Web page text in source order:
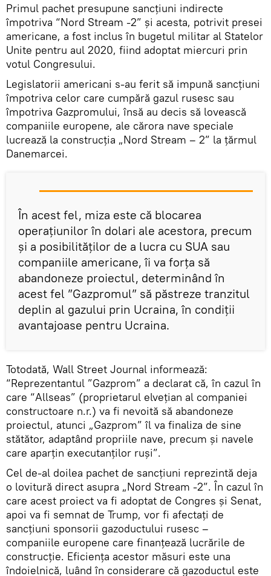
Primul pachet presupune sancțiuni indirecte
împotriva “Nord Stream -2” și acesta, potrivit presei
americane, a fost inclus în bugetul militar al Statelor
Unite pentru aul 2020, fiind adoptat miercuri prin
votul Congresului.
Legislatorii americani s-au ferit să impună sancțiuni
împotriva celor care cumpără gazul rusesc sau
împotriva Gazpromului, însă au decis să lovească
companiile europene, ale cărora nave speciale
lucrează la construcția „Nord Stream – 2” la țărmul
Danemarcei.
În acest fel, miza este că blocarea
operațiunilor în dolari ale acestora, precum
și a posibilităților de a lucra cu SUA sau
companiile americane, îi va forța să
abandoneze proiectul, determinând în
acest fel ”Gazpromul” să păstreze tranzitul
deplin al gazului prin Ucraina, în condiții
avantajoase pentru Ucraina.
Totodată, Wall Street Journal informează:
“Reprezentantul ”Gazprom” a declarat că, în cazul în
care “Allseas” (proprietarul elvețian al companiei
constructoare n.r.) va fi nevoită să abandoneze
proiectul, atunci „Gazprom” îl va finaliza de sine
stătător, adaptând propriile nave, precum și navele
care aparțin executanților ruși”.
Cel de-al doilea pachet de sancțiuni reprezintă deja
o lovitură direct asupra „Nord Stream -2”. În cazul în
care acest proiect va fi adoptat de Congres și Senat,
apoi va fi semnat de Trump, vor fi afectați de
sancțiuni sponsorii gazoductului rusesc –
companiile europene care finanțează lucrările de
construcție. Eficiența acestor măsuri este una
îndoielnică, luând în considerare că gazoductul este